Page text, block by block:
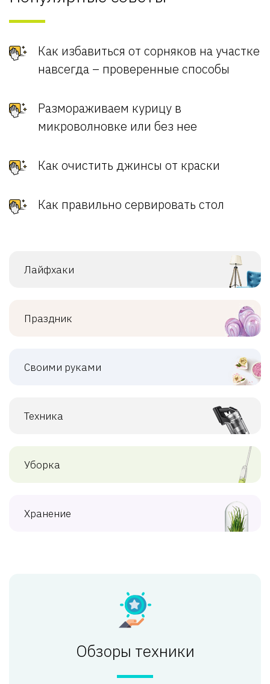
Как избавиться от сорняков на участке
навсегда – проверенные способы
Размораживаем курицу в
микроволновке или без нее
Как очистить джинсы от краски
Как правильно сервировать стол
Лайфхаки
Праздник
Своими руками
Техника
Уборка
Хранение
Обзоры техники